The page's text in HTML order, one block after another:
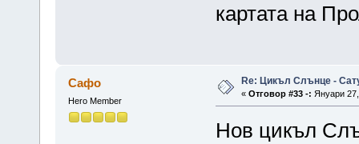
картата на
Сафо
Hero Member
Re: Цикъл Слънце -
« Отговор #33 -: Януари
Нов цикъл